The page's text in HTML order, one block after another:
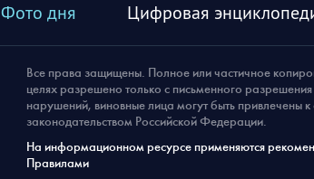
Фото дня Цифровая
Все права защищены. Полное или частичное
целях разрешено только с письменного
нарушений, виновные лица могут быть привлечены к
законодательством Российской Федерации.
На информационном ресурсе применяются
Правилами